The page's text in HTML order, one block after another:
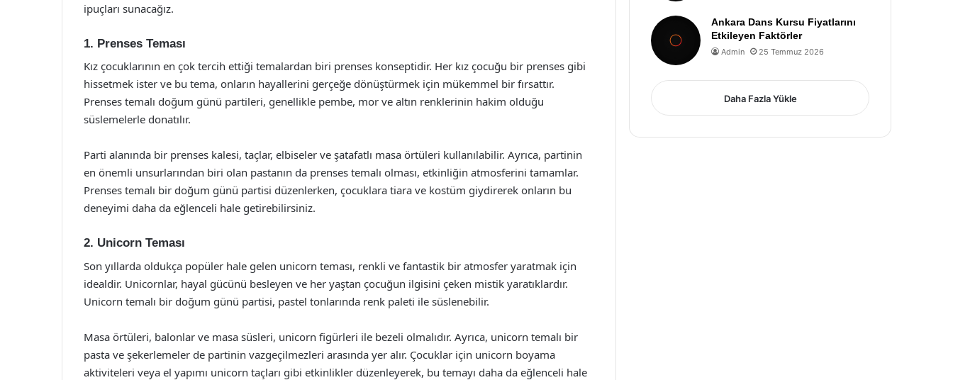
ipuçları sunacağız.
1. Prenses Teması
Kız çocuklarının en çok tercih ettiği temalardan biri prenses konseptidir. Her kız çocuğu bir prenses gibi
hissetmek ister ve bu tema, onların hayallerini gerçeğe dönüştürmek için mükemmel bir fırsattır.
Prenses temalı doğum günü partileri, genellikle pembe, mor ve altın renklerinin hakim olduğu
süslemelerle donatılır.
Parti alanında bir prenses kalesi, taçlar, elbiseler ve şatafatlı masa örtüleri kullanılabilir. Ayrıca, partinin
en önemli unsurlarından biri olan pastanın da prenses temalı olması, etkinliğin atmosferini tamamlar.
Prenses temalı bir doğum günü partisi düzenlerken, çocuklara tiara ve kostüm giydirerek onların bu
deneyimi daha da eğlenceli hale getirebilirsiniz.
2. Unicorn Teması
Son yıllarda oldukça popüler hale gelen unicorn teması, renkli ve fantastik bir atmosfer yaratmak için
idealdir. Unicornlar, hayal gücünü besleyen ve her yaştan çocuğun ilgisini çeken mistik yaratıklardır.
Unicorn temalı bir doğum günü partisi, pastel tonlarında renk paleti ile süslenebilir.
Masa örtüleri, balonlar ve masa süsleri, unicorn figürleri ile bezeli olmalıdır. Ayrıca, unicorn temalı bir
pasta ve şekerlemeler de partinin vazgeçilmezleri arasında yer alır. Çocuklar için unicorn boyama
aktiviteleri veya el yapımı unicorn taçları gibi etkinlikler düzenleyerek, bu temayı daha da eğlenceli hale
Ankara Dans Kursu Fiyatlarını
Etkileyen Faktörler
Admin 25 Temmuz 2026
Daha Fazla Yükle